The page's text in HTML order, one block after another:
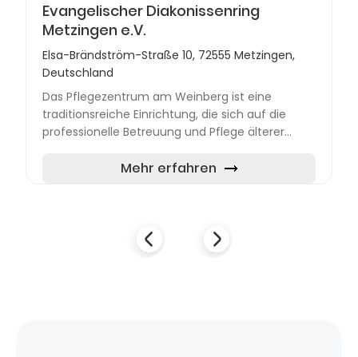
Evangelischer Diakonissenring
Metzingen e.V.
Elsa-Brändström-Straße 10, 72555 Metzingen,
Deutschland
Das Pflegezentrum am Weinberg ist eine
traditionsreiche Einrichtung, die sich auf die
professionelle Betreuung und Pflege älterer
Metzingen gelegen, biete...
Mehr erfahren